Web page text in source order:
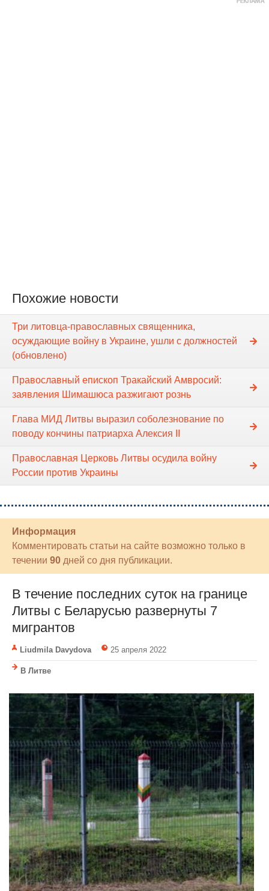
Похожие новости
Три литовца-православных священника,
осуждающие войну в Украине, ушли с должностей
(обновлено)
Православный епископ Тракайский Амвросий:
заявления Шимашюса разжигают рознь
Глава МИД Литвы выразил соболезнование по
поводу кончины патриарха Алексия II
Православная Церковь Литвы осудила войну
России против Украины
Информация
Комментировать статьи на сайте возможно только в
течении 90 дней со дня публикации.
В течение последних суток на границе
Литвы с Беларусью развернуты 7
мигрантов
Liudmila Davydova 25 апреля 2022
В Литве